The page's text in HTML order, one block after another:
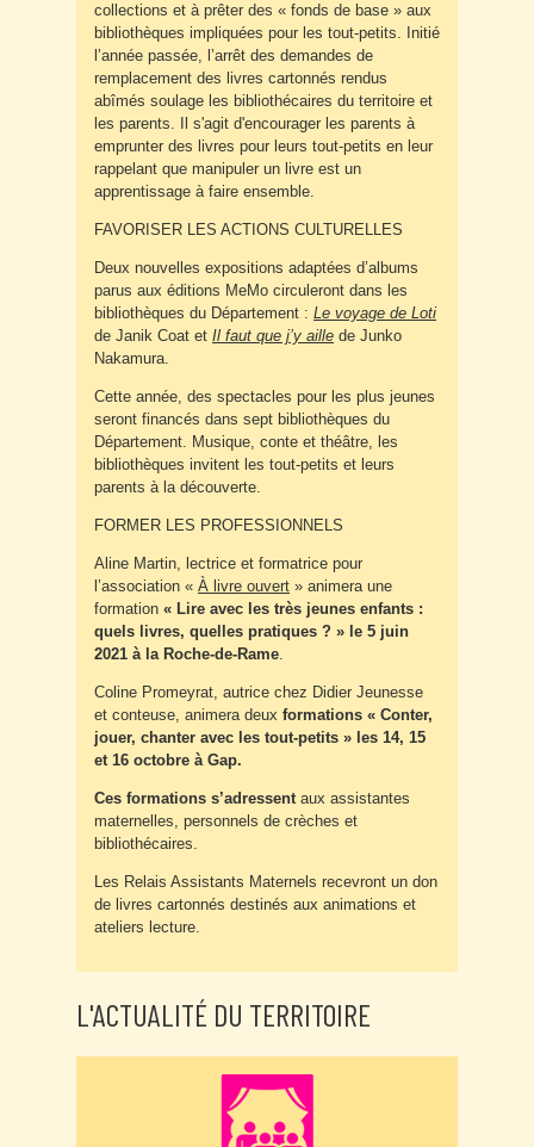
collections et à prêter des « fonds de base » aux
bibliothèques impliquées pour les tout-petits. Initié
l’année passée, l’arrêt des demandes de
remplacement des livres cartonnés rendus
abîmés soulage les bibliothécaires du territoire et
les parents. Il s'agit d'encourager les parents à
emprunter des livres pour leurs tout-petits en leur
rappelant que manipuler un livre est un
apprentissage à faire ensemble.
FAVORISER LES ACTIONS CULTURELLES
Deux nouvelles expositions adaptées d’albums
parus aux éditions MeMo circuleront dans les
bibliothèques du Département : Le voyage de Loti
de Janik Coat et Il faut que j’y aille de Junko
Nakamura.
Cette année, des spectacles pour les plus jeunes
seront financés dans sept bibliothèques du
Département. Musique, conte et théâtre, les
bibliothèques invitent les tout-petits et leurs
parents à la découverte.
FORMER LES PROFESSIONNELS
Aline Martin, lectrice et formatrice pour
l’association « À livre ouvert » animera une
formation « Lire avec les très jeunes enfants :
quels livres, quelles pratiques ? » le 5 juin
2021 à la Roche-de-Rame.
Coline Promeyrat, autrice chez Didier Jeunesse
et conteuse, animera deux formations « Conter,
jouer, chanter avec les tout-petits » les 14, 15
et 16 octobre à Gap.
Ces formations s’adressentaux assistantes
maternelles, personnels de crèches et
bibliothécaires.
Les Relais Assistants Maternels recevront un don
de livres cartonnés destinés aux animations et
ateliers lecture.
L'ACTUALITÉ DU TERRITOIRE